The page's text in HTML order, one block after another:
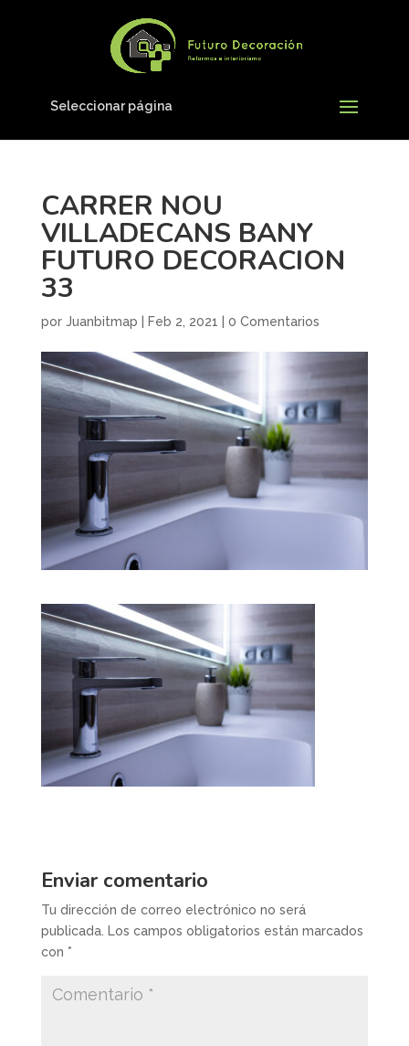
Seleccionar página
CARRER NOU
VILLADECANS BANY
FUTURO DECORACION
33
por Juanbitmap Feb 2, 2021 0 Comentarios
Enviar comentario
Tu dirección de correo electrónico no será
publicada. Los campos obligatorios están marcados
con *